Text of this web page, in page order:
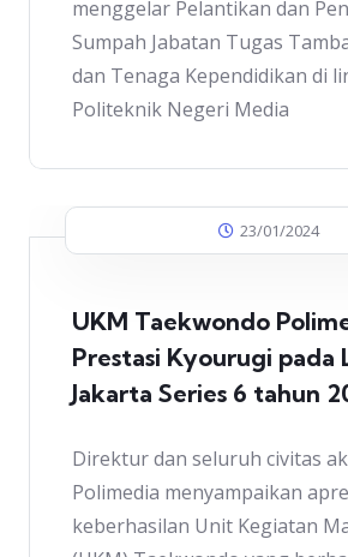
menggelar Pelantikan dan
Sumpah Jabatan Tugas
dan Tenaga Kependidikan di
Politeknik Negeri Media
23/01/2024
UKM Taekwondo
Prestasi Kyourugi pada
Jakarta Series 6 tahun
Direktur dan seluruh civitas
Polimedia menyampaikan
keberhasilan Unit Kegiatan